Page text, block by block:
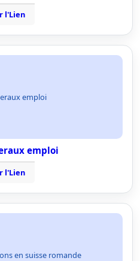
l'Lien
emploi
emploi
l'Lien
en suisse romande